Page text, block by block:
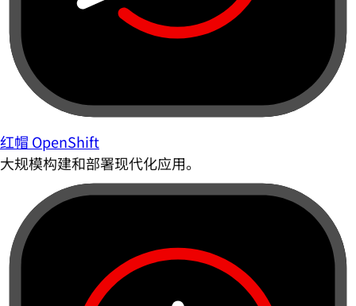
红帽 OpenShift
大规模构建和部署现代化应用。